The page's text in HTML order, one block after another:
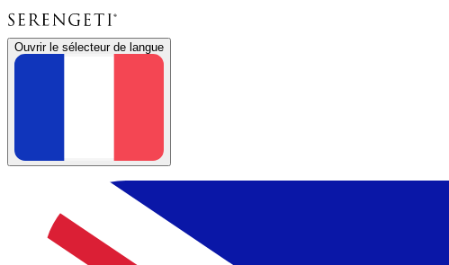
Ouvrir le sélecteur de langue